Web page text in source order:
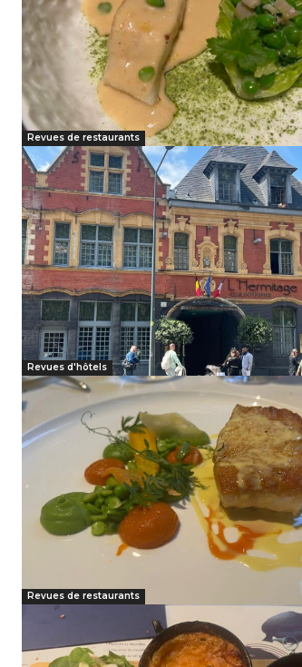
Revues de restaurants
Revues d'hôtels
Revues de restaurants